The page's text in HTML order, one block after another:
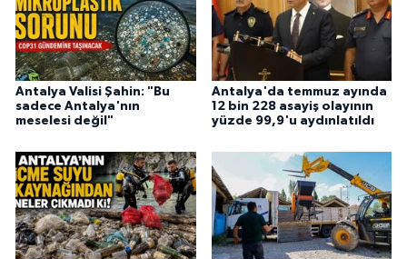
Antalya Valisi Şahin: "Bu
sadece Antalya'nın
meselesi değil"
Antalya'da temmuz ayında
12 bin 228 asayiş olayının
yüzde 99,9'u aydınlatıldı